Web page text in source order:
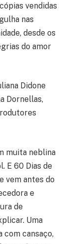
vendidas
nas
desde os
do amor
Didone
Dornellas,
muita neblina
E 60 Dias de
vem antes do
e
de
Uma
com cansaço,